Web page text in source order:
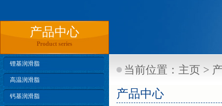
产品中心
Product series
锂基润滑脂
高温润滑脂
钙基润滑脂
当前位置： 主页 >
产品中心